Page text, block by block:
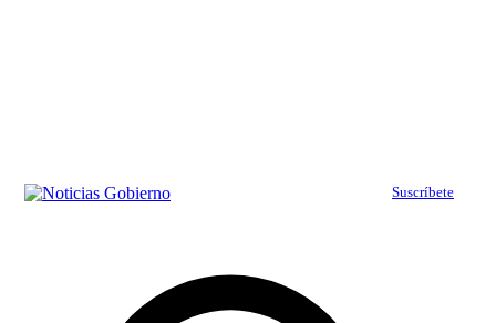
Suscríbete